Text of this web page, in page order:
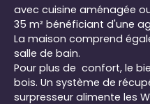
avec cuisine aménagée
35 m² bénéficiant d'une
La maison comprend
salle de bain.
Pour plus de confort, le
bois. Un système de
surpresseur alimente les